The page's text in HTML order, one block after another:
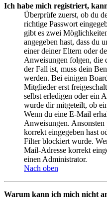
Ich habe mich registriert,
Überprüfe zuerst, ob du
richtige Passwort
gibt es zwei
angegeben hast, dass du
einer deiner Eltern oder
Anweisungen folgen, die
der Fall ist, muss dein
werden. Bei einigen
Mitglieder erst
selbst erledigen oder ein
wurde dir mitgeteilt, ob
Wenn du eine E-Mail
Anweisungen.
korrekt eingegeben hast
Filter blockiert wurde.
Mail-Adresse korrekt
einen Administrator.
Nach oben
Warum kann ich mich nicht